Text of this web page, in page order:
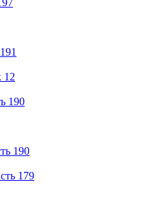
191
12
190
190
179